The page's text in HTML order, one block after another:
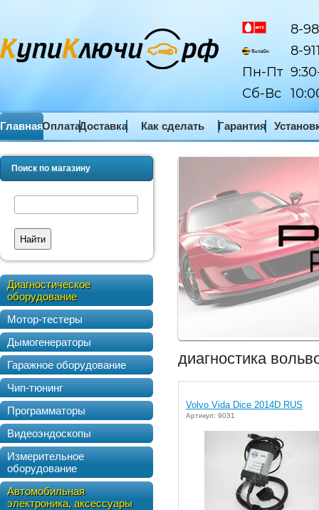
ГлавнаяОплатаДоставка Как сделать Гарантия
8-
8-
Пн-Пт
Сб-Вс
Поиск по магазину
Найти
Диагностическое
оборудование
Мотор-тестеры
Дымогенераторы
Гаражное оборудование
Чип-тюнинг
Программаторы
Видеоэндоскопы
Измерительное
оборудование
Автомобильная
электроника, аксессуары
диагностика
Volvo Vida Dice 2014D RUS
Артикул: 9031